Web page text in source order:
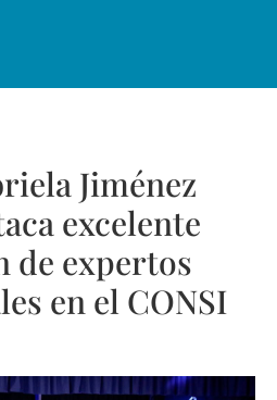
Jiménez
excelente
de expertos
en el CONSI